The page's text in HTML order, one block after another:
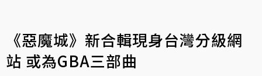
《惡魔城》新合輯現身台灣分級網
站 或為GBA三部曲